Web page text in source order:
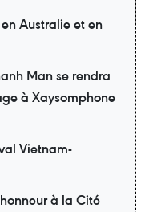
Australie et en
Man se rendra
à Xaysomphone
Vietnam-
à la Cité